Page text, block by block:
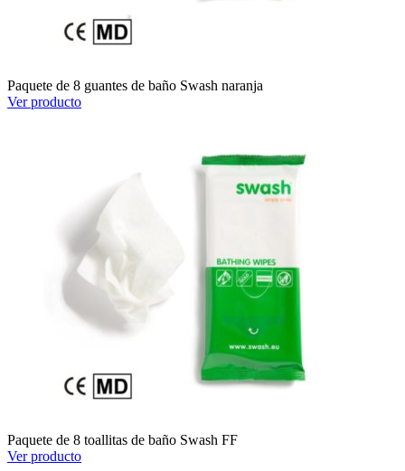
Paquete de 8 guantes de baño Swash naranja
Ver producto
Paquete de 8 toallitas de baño Swash FF
Ver producto